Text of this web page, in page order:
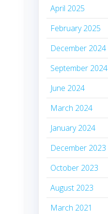
April 2025
February 2025
December 2024
September 2024
June 2024
March 2024
January 2024
December 2023
October 2023
August 2023
March 2021